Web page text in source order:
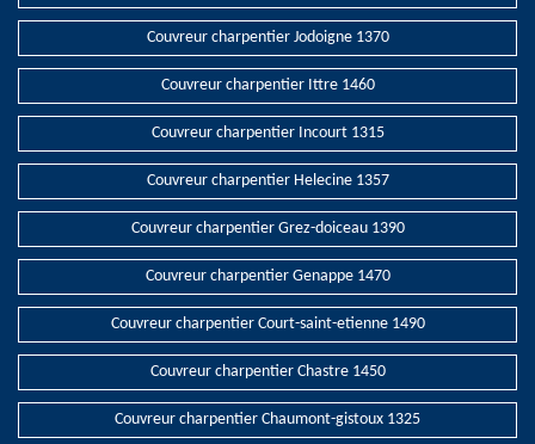
Couvreur charpentier Jodoigne 1370
Couvreur charpentier Ittre 1460
Couvreur charpentier Incourt 1315
Couvreur charpentier Helecine 1357
Couvreur charpentier Grez-doiceau 1390
Couvreur charpentier Genappe 1470
Couvreur charpentier Court-saint-etienne 1490
Couvreur charpentier Chastre 1450
Couvreur charpentier Chaumont-gistoux 1325